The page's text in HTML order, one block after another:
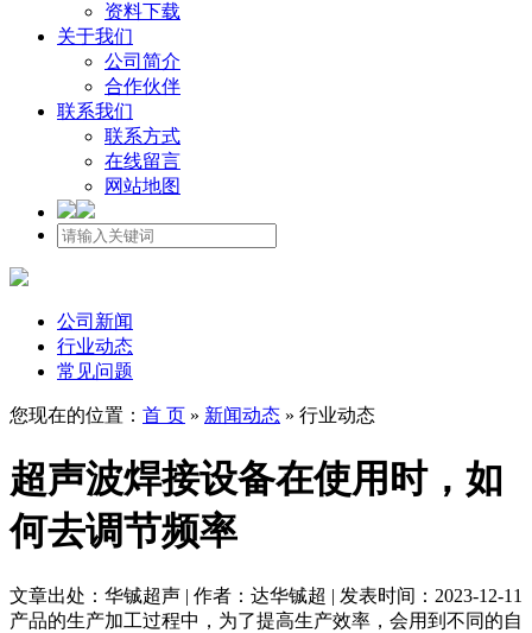
资料下载
关于我们
公司简介
合作伙伴
联系我们
联系方式
在线留言
网站地图
公司新闻
行业动态
常见问题
您现在的位置： 首 页 » 新闻动态 » 行业动态
超声波焊接设备在使用时，如
何去调节频率
文章出处：华铖超声 | 作者：达华铖超 | 发表时间：2023-12-11
产品的生产加工过程中，为了提高生产效率，会用到不同的自